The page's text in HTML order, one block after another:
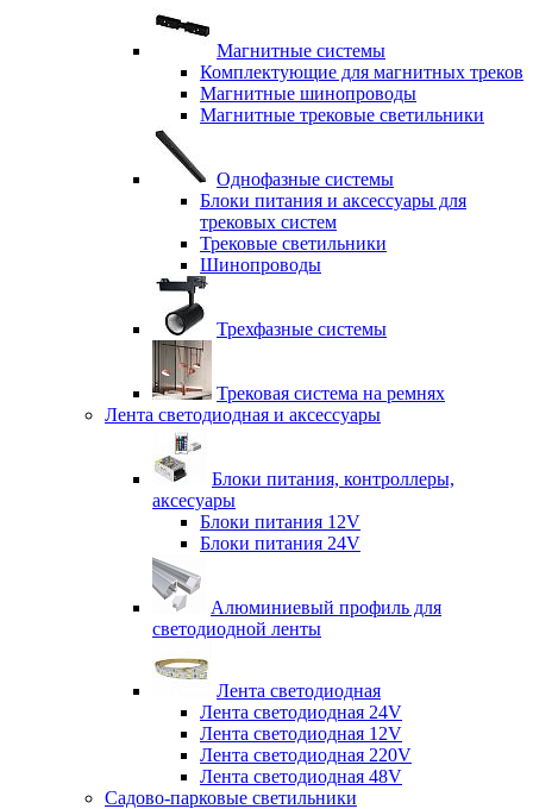
Магнитные системы
Комплектующие для магнитных треков
Магнитные шинопроводы
Магнитные трековые светильники
Однофазные системы
Блоки питания и аксессуары для
трековых систем
Трековые светильники
Шинопроводы
Трехфазные системы
Трековая система на ремнях
Лента светодиодная и аксессуары
Блоки питания, контроллеры,
аксесуары
Блоки питания 12V
Блоки питания 24V
Алюминиевый профиль для
светодиодной ленты
Лента светодиодная
Лента светодиодная 24V
Лента светодиодная 12V
Лента светодиодная 220V
Лента светодиодная 48V
Садово-парковые светильники